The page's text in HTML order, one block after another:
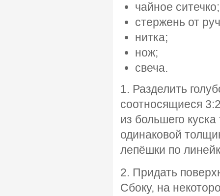
чайное ситечко;
стержень от
нитка;
нож;
свеча.
1. Разделить
соотносящиеся
из большего
одинаковой
лепёшки по
2. Придать
Сбоку, на